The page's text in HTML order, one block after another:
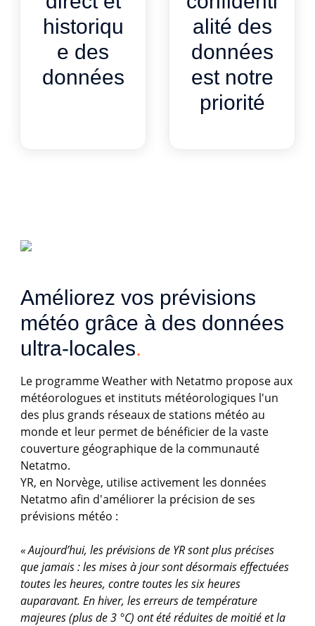
historiqu
e des
données
alité des
données
est notre
priorité
Améliorez vos prévisions
météo grâce à des données
ultra-locales.
Le programme Weather with Netatmo propose aux
météorologues et instituts météorologiques l'un
des plus grands réseaux de stations météo au
monde et leur permet de bénéficier de la vaste
couverture géographique de la communauté
Netatmo.​
YR, en Norvège, utilise activement les données
Netatmo afin d'améliorer la précision de ses
prévisions météo :
« Aujourd’hui, les prévisions de YR sont plus précises
que jamais : les mises à jour sont désormais effectuées
toutes les heures, contre toutes les six heures
auparavant. En hiver, les erreurs de température
majeures (plus de 3 °C) ont été réduites de moitié et la